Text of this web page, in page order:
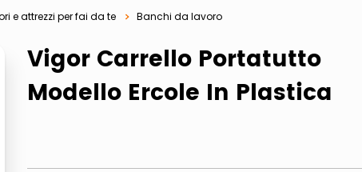
thin rotondo sun
e attrezzi per fai da te Banchi da lavoro
Vigor Carrello Portatutto
Modello Ercole In Plastica